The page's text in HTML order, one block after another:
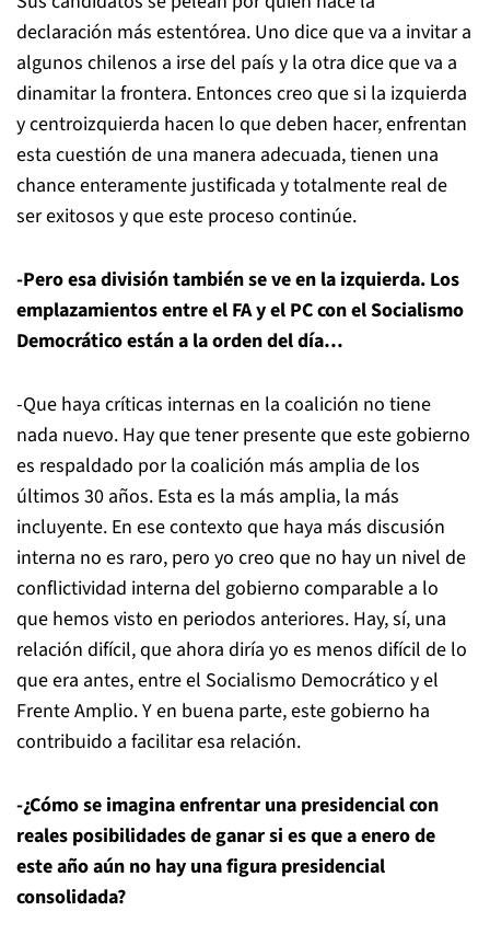
declaración más estentórea. Uno dice que va a invitar a
algunos chilenos a irse del país y la otra dice que va a
dinamitar la frontera. Entonces creo que si la izquierda
y centroizquierda hacen lo que deben hacer, enfrentan
esta cuestión de una manera adecuada, tienen una
chance enteramente justificada y totalmente real de
ser exitosos y que este proceso continúe.
-Pero esa división también se ve en la izquierda. Los
emplazamientos entre el FA y el PC con el Socialismo
Democrático están a la orden del día…
-Que haya críticas internas en la coalición no tiene
nada nuevo. Hay que tener presente que este gobierno
es respaldado por la coalición más amplia de los
últimos 30 años. Esta es la más amplia, la más
incluyente. En ese contexto que haya más discusión
interna no es raro, pero yo creo que no hay un nivel de
conflictividad interna del gobierno comparable a lo
que hemos visto en periodos anteriores. Hay, sí, una
relación difícil, que ahora diría yo es menos difícil de lo
que era antes, entre el Socialismo Democrático y el
Frente Amplio. Y en buena parte, este gobierno ha
contribuido a facilitar esa relación.
-¿Cómo se imagina enfrentar una presidencial con
reales posibilidades de ganar si es que a enero de
este año aún no hay una figura presidencial
consolidada?